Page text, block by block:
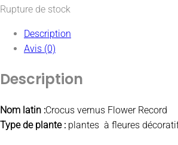
Rupture de stock
Description
Avis (0)
Description
Nom latin :Crocus vernus Flower Record
Type de plante : plantes à fleures